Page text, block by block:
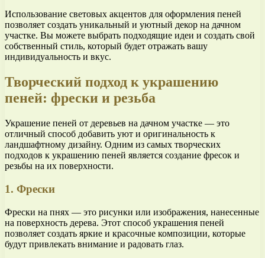
Использование световых акцентов для оформления пеней
позволяет создать уникальный и уютный декор на дачном
участке. Вы можете выбрать подходящие идеи и создать свой
собственный стиль, который будет отражать вашу
индивидуальность и вкус.
Творческий подход к украшению
пеней: фрески и резьба
Украшение пеней от деревьев на дачном участке — это
отличный способ добавить уют и оригинальность к
ландшафтному дизайну. Одним из самых творческих
подходов к украшению пеней является создание фресок и
резьбы на их поверхности.
1. Фрески
Фрески на пнях — это рисунки или изображения, нанесенные
на поверхность дерева. Этот способ украшения пеней
позволяет создать яркие и красочные композиции, которые
будут привлекать внимание и радовать глаз.